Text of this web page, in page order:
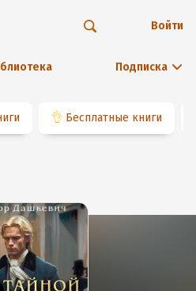
Подписка
Войти
👌 Бесплатные книги